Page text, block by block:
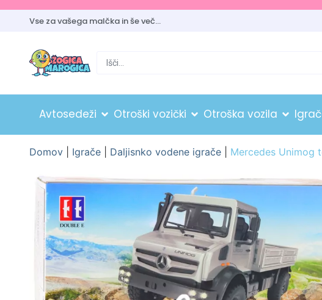
Vse za vašega malčka in še več…
Avtosedeži Otroški vozički Otroška vozila
Domov Igrače Daljisnko vodene igrače Mercedes Unimog